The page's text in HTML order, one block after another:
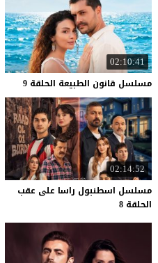
02:10:41
مسلسل قانون الطبيعة الحلقة 9
02:14:52
مسلسل اسطنبول راسا على عقب
الحلقة 8